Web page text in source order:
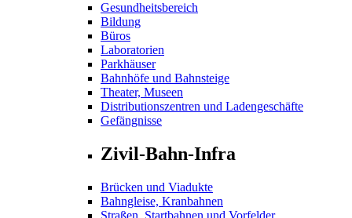
Gesundheitsbereich
Bildung
Büros
Laboratorien
Parkhäuser
Bahnhöfe und Bahnsteige
Theater, Museen
Distributionszentren und Ladengeschäfte
Gefängnisse
Zivil-Bahn-Infra
Brücken und Viadukte
Bahngleise, Kranbahnen